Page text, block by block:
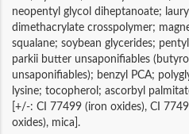
neopentyl glycol diheptanoate;
dimethacrylate crosspolymer;
squalane; soybean glycerides;
parkii butter unsaponifiables
unsaponifiables); benzyl PCA;
lysine; tocopherol; ascorbyl
[+/-: CI 77499 (iron oxides), CI
oxides), mica].